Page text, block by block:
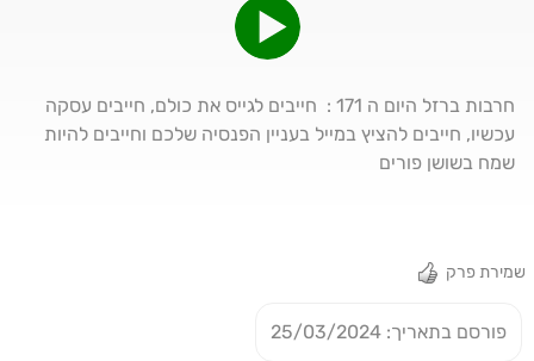
חרבות ברזל היום ה 171 : חייבים לגייס את כולם, חייבים עסקה
עכשיו, חייבים להציץ במייל בעניין הפנסיה שלכם וחייבים להיות
שמח בשושן פורים
שמירת פרק
פורסם בתאריך: 25/03/2024